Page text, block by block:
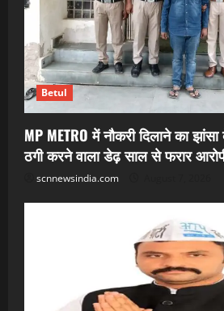
Betul
MP METRO में नौकरी दिलाने का
ठगी करने वाला डेढ़ साल से फरार
scnnewsindia.com